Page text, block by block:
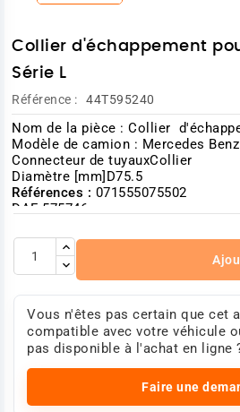
Collier d'échappement
Série L
Référence : 44T595240
Nom de la pièce : Collier
Modèle de camion : Mercedes
Connecteur de tuyauxCollier
Diamètre [mm]D75.5
Références : 071555075502
DAF 575746
MAN 06670410119
Mercedes-Benz 071555075501
Mercedes-Benz 071555075502
Vous n'êtes pas certain que cet
compatible avec votre véhicule
pas disponible à l'achat en ligne
Faire une